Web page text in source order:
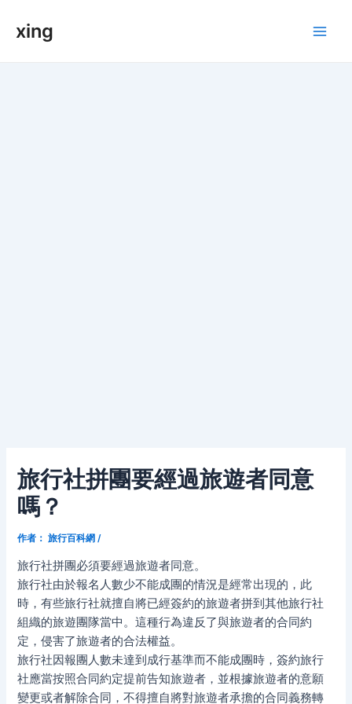
xing
旅行社拼團要經過旅遊者同意
嗎？
作者： 旅行百科網 /
旅行社拼團必須要經過旅遊者同意。
旅行社由於報名人數少不能成團的情況是經常出現的，此
時，有些旅行社就擅自將已經簽約的旅遊者拼到其他旅行社
組織的旅遊團隊當中。這種行為違反了與旅遊者的合同約
定，侵害了旅遊者的合法權益。
旅行社因報團人數未達到成行基準而不能成團時，簽約旅行
社應當按照合同約定提前告知旅遊者，並根據旅遊者的意願
變更或者解除合同，不得擅自將對旅遊者承擔的合同義務轉